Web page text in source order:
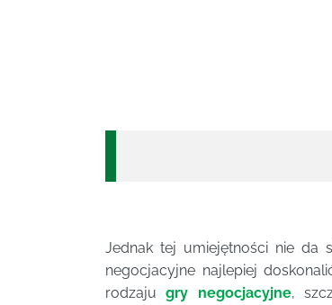
Jednak tej umiejętności nie da
negocjacyjne najlepiej
rodzajugry negocjacyjne,